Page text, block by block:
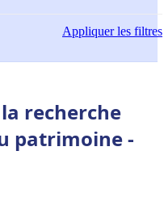
Appliquerles filtres
recherche
patrimoine -